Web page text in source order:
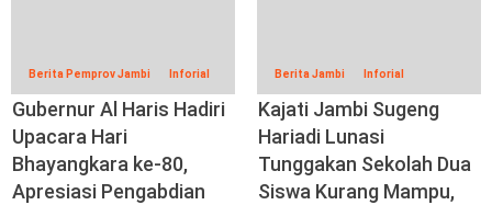
Berita Pemprov Jambi Inforial
Gubernur Al Haris Hadiri
Upacara Hari
Bhayangkara ke-80,
Apresiasi Pengabdian
Berita Jambi Inforial
Kajati Jambi Sugeng
Hariadi Lunasi
Tunggakan Sekolah Dua
Siswa Kurang Mampu,